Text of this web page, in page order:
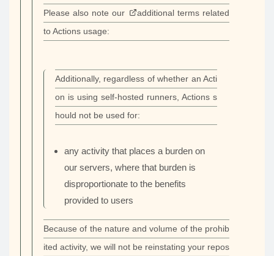
Please also note our additional terms related
to Actions usage:
Additionally, regardless of whether an Acti
on is using self-hosted runners, Actions s
hould not be used for:
any activity that places a burden on
our servers, where that burden is
disproportionate to the benefits
provided to users
Because of the nature and volume of the prohib
ited activity, we will not be reinstating your repos